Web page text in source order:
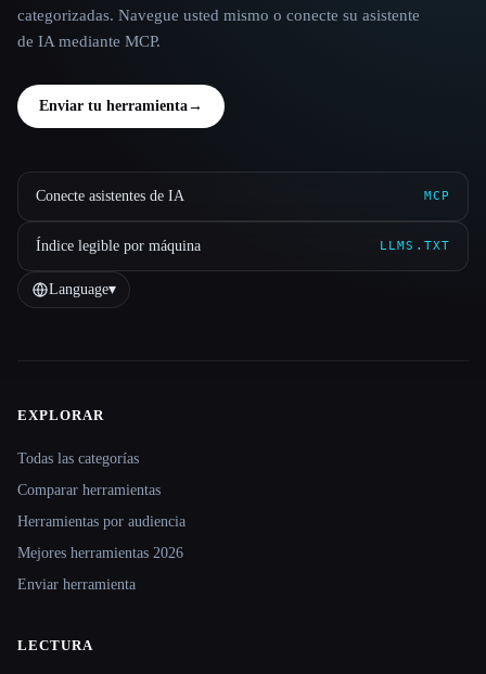
categorizadas. Navegue usted mismo o conecte su asistente
de IA mediante MCP.
Enviar tu herramienta→
Conecte asistentes de IA MCP
Índice legible por máquina LLMS.TXT
Language▾
Site navigation
EXPLORAR
Todas las categorías
Comparar herramientas
Herramientas por audiencia
Mejores herramientas 2026
Enviar herramienta
LECTURA